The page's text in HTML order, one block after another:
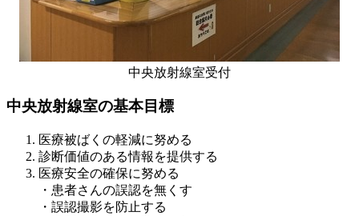
中央放射線室受付
中央放射線室の基本目標
医療被ばくの軽減に努める
診断価値のある情報を提供する
医療安全の確保に努める
・患者さんの誤認を無くす
・誤認撮影を防止する